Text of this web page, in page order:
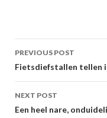
Post
navigation
PREVIOUS POST
Fietsdiefstallen tellen
NEXT POST
Een heel nare,